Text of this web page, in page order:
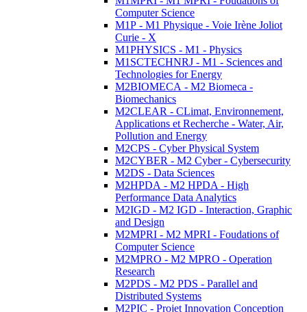
Computer Science
M1P - M1 Physique - Voie Irène Joliot
Curie - X
M1PHYSICS - M1 - Physics
M1SCTECHNRJ - M1 - Sciences and
Technologies for Energy
M2BIOMECA - M2 Biomeca -
Biomechanics
M2CLEAR - CLimat, Environnement,
Applications et Recherche - Water, Air,
Pollution and Energy
M2CPS - Cyber Physical System
M2CYBER - M2 Cyber - Cybersecurity
M2DS - Data Sciences
M2HPDA - M2 HPDA - High
Performance Data Analytics
M2IGD - M2 IGD - Interaction, Graphic
and Design
M2MPRI - M2 MPRI - Foudations of
Computer Science
M2MPRO - M2 MPRO - Operation
Research
M2PDS - M2 PDS - Parallel and
Distributed Systems
M2PIC - Projet Innovation Conception